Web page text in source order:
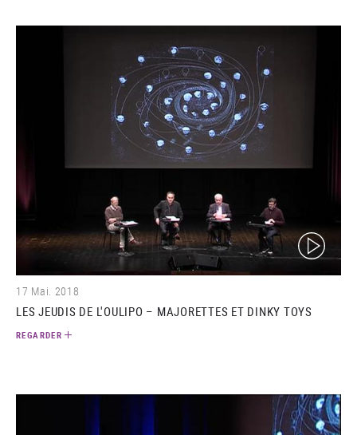
(video)
17 Mai. 2018
LES JEUDIS DE L'OULIPO – MAJORETTES ET DINKY TOYS
REGARDER